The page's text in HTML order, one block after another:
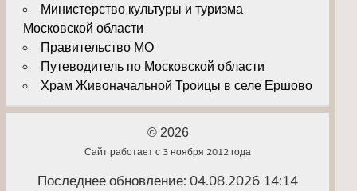
Министерство культуры и туризма
Московской области
Правительство МО
Путеводитель по Московской области
Храм Живоначальной Троицы в селе Ершово
© 2026
Сайт работает с 3 ноября 2012 года
Последнее обновление: 04.08.2026 14:14